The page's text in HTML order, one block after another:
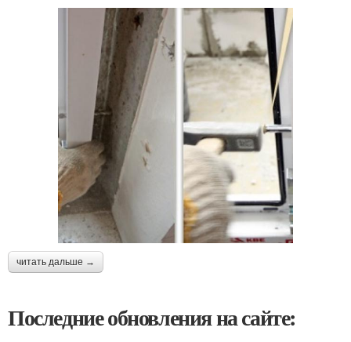
читать дальше →
Последние обновления на сайте: